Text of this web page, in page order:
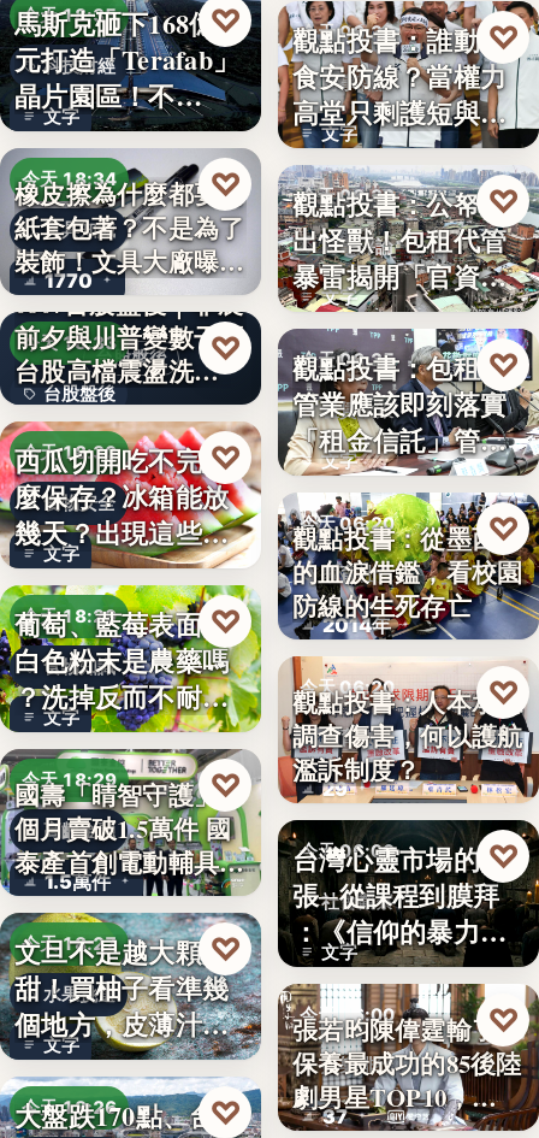
今天 18:35
科技財經
文字
馬斯克砸下168億美
元打造「Terafab」
晶片園區！不…
♡
今天 18:34
文具知識
1770
橡皮擦為什麼都要用
紙套包著？不是為了
裝飾！文具大廠曝重
要…
♡
台股盤後
今天 18:33
台股盤後
170.79
0807台股盤後｜非農
前夕與川普變數干擾
台股高檔震盪洗…
♡
今天 18:30
食物安全
文字
西瓜切開吃不完怎
麼保存？冰箱能放
幾天？出現這些狀
況別再吃
♡
今天 18:29
食物知識
文字
葡萄、藍莓表面的
白色粉末是農藥嗎
？洗掉反而不耐
放，「白霜…
♡
今天 18:29
高齡金融
1.5萬件
國壽「睛智守護」3
個月賣破1.5萬件 國
泰產首創電動輔具…
♡
今天 18:27
水果挑選
文字
文旦不是越大顆越
甜！買柚子看準幾
個地方，皮薄汁多
不踩雷
♡
今天 18:26
大盤跌170點、台塑
♡
今天 06:30
時事評論
文字
觀點投書：誰動了
食安防線？當權力
高堂只剩護短與卸
責
♡
今天 06:30
時事評論
文字
觀點投書：公帑養
出怪獸！包租代管
暴雷揭開「官資共
生」的制…
♡
今天 06:25
租賃政策
文字
觀點投書：包租代
管業應該即刻落實
「租金信託」管理
制度！才…
♡
今天 06:20
教育社會
2014年
觀點投書：從墨西哥
的血淚借鑑，看校園
防線的生死存亡
♡
今天 06:20
教育政策
29
觀點投書：人本承認
調查傷害，何以護航
濫訴制度？
♡
今天 06:00
社會觀察
文字
台灣心靈市場的擴
張─從課程到膜拜
：《信仰的暴力》
選摘（3…
♡
今天 06:00
娛樂排行
37
張若昀陳偉霆輸了！
保養最成功的85後陸
劇男星TOP10，…
♡